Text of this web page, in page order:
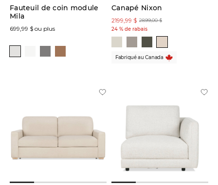
Fauteuil de coin module
Mila
699,99 $ ou plus
Canapé Nixon
2899,00 $
2199,99 $
24 % de rabais
Fabriqué au Canada